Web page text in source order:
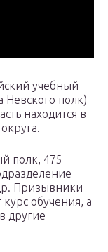
учебный
Невского полк)
находится в
полк, 475
Призывники
обучения, а
другие